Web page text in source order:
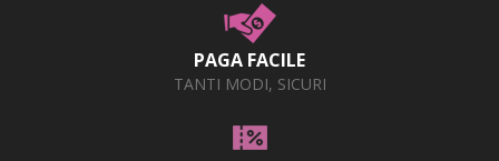
PAGA FACILE
TANTI MODI, SICURI